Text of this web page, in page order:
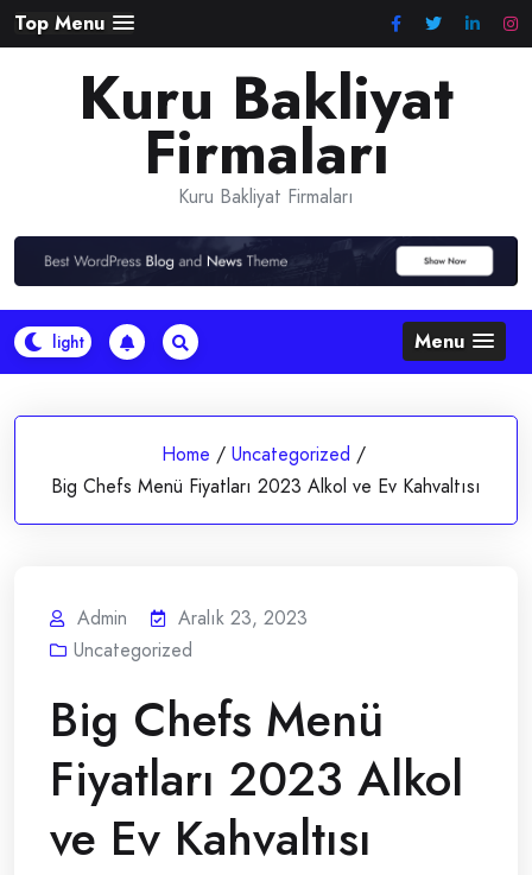
Skip
to
Top Menu
Kuru Bakliyat
Firmaları
Kuru Bakliyat Firmaları
Menu
Home / Uncategorized /
Big Chefs Menü Fiyatları 2023 Alkol ve Ev Kahvaltısı
Admin
Aralık 23, 2023
Uncategorized
Big Chefs Menü
Fiyatları 2023 Alkol
ve Ev Kahvaltısı